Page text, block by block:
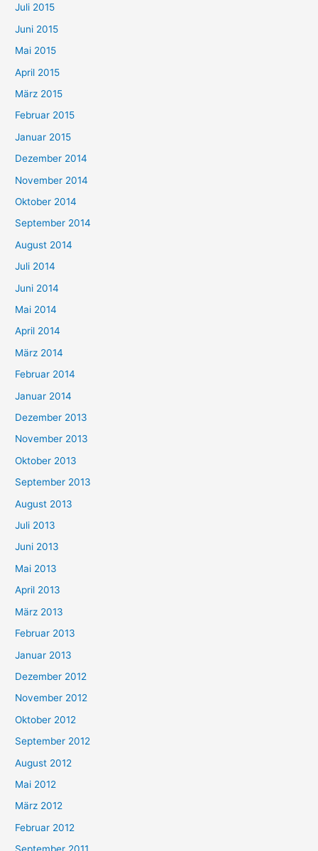
Juli 2015
Juni 2015
Mai 2015
April 2015
März 2015
Februar 2015
Januar 2015
Dezember 2014
November 2014
Oktober 2014
September 2014
August 2014
Juli 2014
Juni 2014
Mai 2014
April 2014
März 2014
Februar 2014
Januar 2014
Dezember 2013
November 2013
Oktober 2013
September 2013
August 2013
Juli 2013
Juni 2013
Mai 2013
April 2013
März 2013
Februar 2013
Januar 2013
Dezember 2012
November 2012
Oktober 2012
September 2012
August 2012
Mai 2012
März 2012
Februar 2012